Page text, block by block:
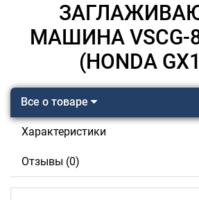
МАШИНА VSCG-
(HONDA
Все о товаре
Характеристики
Отзывы (0)